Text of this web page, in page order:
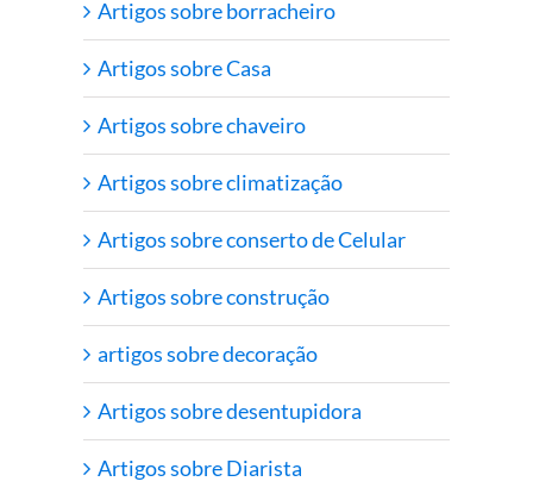
Artigos sobre borracheiro
Artigos sobre Casa
Artigos sobre chaveiro
Artigos sobre climatização
Artigos sobre conserto de Celular
Artigos sobre construção
artigos sobre decoração
Artigos sobre desentupidora
Artigos sobre Diarista